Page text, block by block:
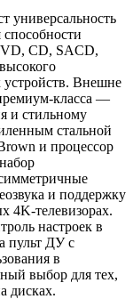
универсальность
CD, SACD,
устройств. Внешне
класса —
и стильному
стальной
и процессор
и поддержку
4K-телевизорах.
настроек в
пульт ДУ с
в
выбор для тех,
дисках.